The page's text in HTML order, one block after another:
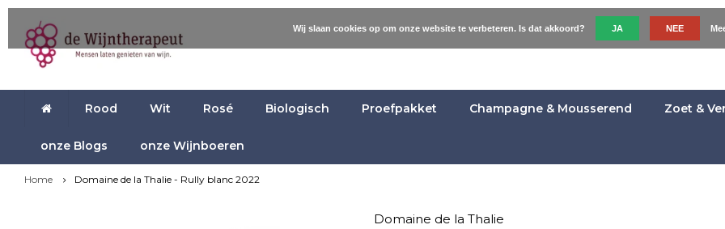
Rood Wit Rosé Biologisch Proefpakket Champagne & Mousserend Zoet &
onze Blogs onze Wijnboeren
Home Domaine de la Thalie - Rully blanc 2022
Domaine de la Thalie
Wij slaan cookies op om onze website te verbeteren. Is dat akkoord? JA NEE